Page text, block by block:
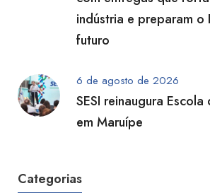
indústria e preparam o
futuro
6 de agosto de 2026
SESI reinaugura
em Maruípe
Categorias